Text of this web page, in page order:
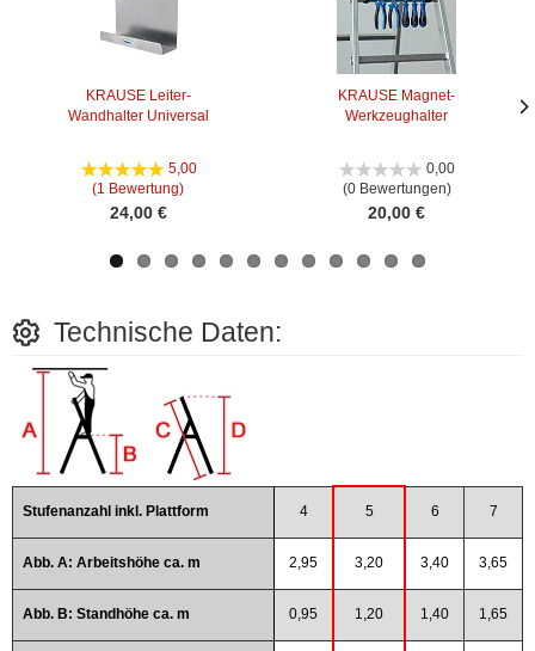
KRAUSE Leiter-
Wandhalter Universal
5,00
(1 Bewertung)
24,00 €
KRAUSE Magnet-
Werkzeughalter
0,00
(0 Bewertungen)
20,00 €
Technische Daten:
Stufenanzahl inkl. Plattform 4 5 6 7
Abb. A: Arbeitshöhe ca. m 2,95 3,20 3,40 3,65
Abb. B: Standhöhe ca. m 0,95 1,20 1,40 1,65